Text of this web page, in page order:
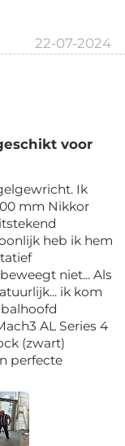
22-07-2024
voor
Ik
mm Nikkor
heb ik hem
niet... Als
ik kom
AL Series 4
(zwart)
perfecte